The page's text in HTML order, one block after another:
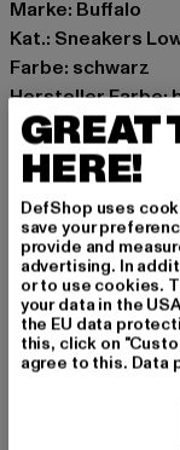
Marke: Buffalo
Kat.: Sneakers
Farbe: schwarz
Hersteller Farbe:
Obermaterial:
Innenfutter:
Art.Nr:
Hersteller:
boots.com
Schanzenstraße
GRÖSSE
GREAT
HERE!
DefShop uses
save your
provide and
advertising. In
or to use cookies.
your data in the
the EU data
this, click on
agree to this. Data